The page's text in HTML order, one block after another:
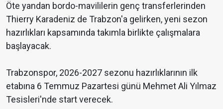
Öte yandan bordo-mavililerin genç transferlerinden
Thierry Karadeniz de Trabzon'a gelirken, yeni sezon
hazırlıkları kapsamında takımla birlikte çalışmalara
başlayacak.
Trabzonspor, 2026-2027 sezonu hazırlıklarının ilk
etabına 6 Temmuz Pazartesi günü Mehmet Ali Yılmaz
Tesisleri'nde start verecek.